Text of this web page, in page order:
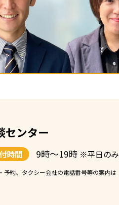
センター
時間 9時〜19時 ※平日のみ
約、タクシー会社の電話番号等の案内は